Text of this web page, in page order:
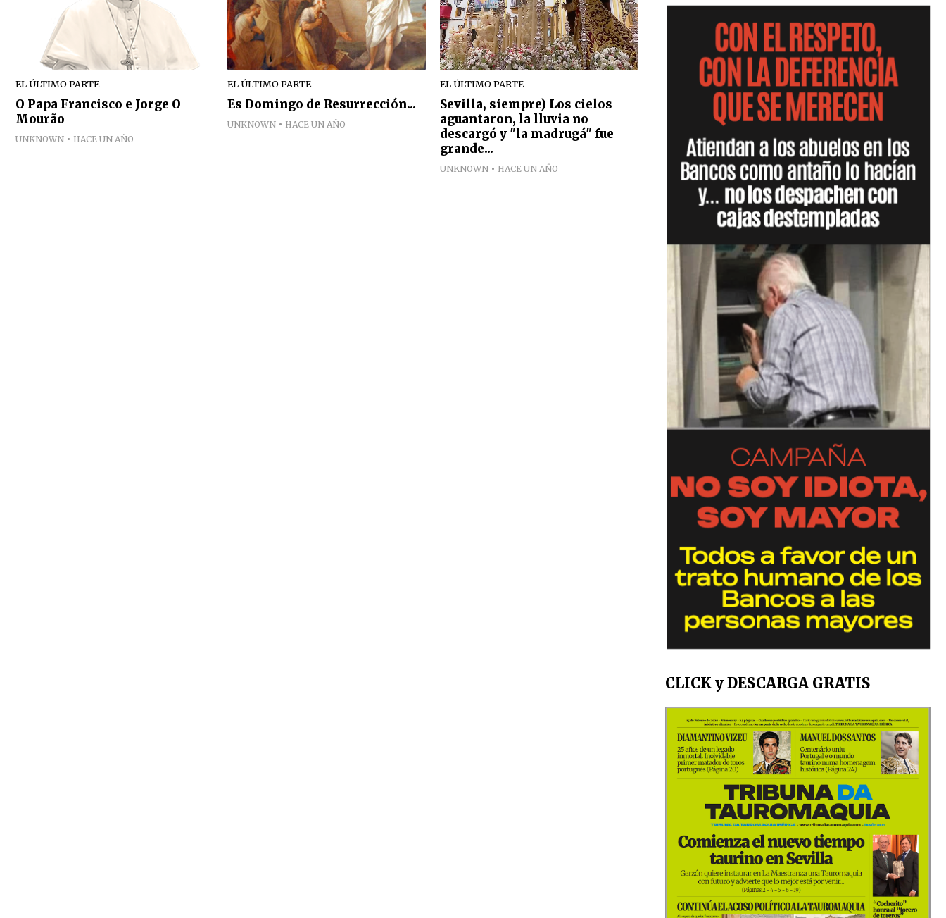
EL ÚLTIMO PARTE
O Papa Francisco e Jorge O
Mourão
UNKNOWN HACE UN AÑO
EL ÚLTIMO PARTE
Es Domingo de Resurrección...
UNKNOWN HACE UN AÑO
EL ÚLTIMO PARTE
Sevilla, siempre) Los cielos
aguantaron, la lluvia no
descargó y "la madrugá" fue
grande...
UNKNOWN HACE UN AÑO
CLICK y DESCARGA GRATIS